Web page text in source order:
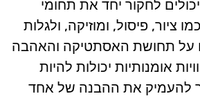
לחקור יחד את תחומי
ציור, פיסול, ומוזיקה, ולגלות
על תחושת האסתטיקה והאהבה
אומנותיות יכולות להיות
להעמיק את ההבנה של אחד